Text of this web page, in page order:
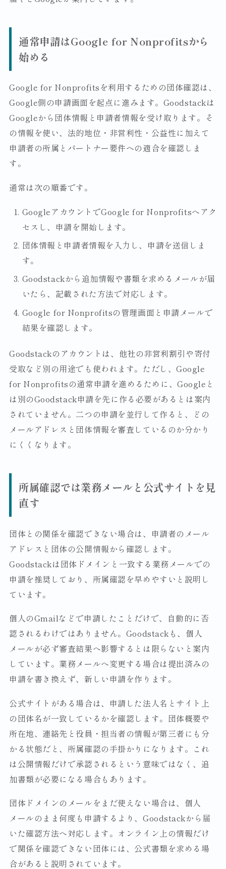
通常申請はGoogle for Nonprofitsから
始める
Google for Nonprofitsを利用するための団体確認は、
Google側の申請画面を起点に進みます。Goodstackは
Googleから団体情報と申請者情報を受け取ります。そ
の情報を使い、法的地位・非営利性・公益性に加えて
申請者の所属とパートナー要件への適合を確認しま
す。
通常は次の順番です。
GoogleアカウントでGoogle for Nonprofitsへアク
セスし、申請を開始します。
団体情報と申請者情報を入力し、申請を送信しま
す。
Goodstackから追加情報や書類を求めるメールが届
いたら、記載された方法で対応します。
Google for Nonprofitsの管理画面と申請メールで
結果を確認します。
Goodstackのアカウントは、他社の非営利割引や寄付
受取など別の用途でも使われます。ただし、Google
for Nonprofitsの通常申請を進めるために、Googleと
は別のGoodstack申請を先に作る必要があるとは案内
されていません。二つの申請を並行して作ると、どの
メールアドレスと団体情報を審査しているのか分かり
にくくなります。
所属確認では業務メールと公式サイトを見
直す
団体との関係を確認できない場合は、申請者のメール
アドレスと団体の公開情報から確認します。
Goodstackは団体ドメインと一致する業務メールでの
申請を推奨しており、所属確認を早めやすいと説明し
ています。
個人のGmailなどで申請したことだけで、自動的に否
認されるわけではありません。Goodstackも、個人
メールが必ず審査結果へ影響するとは限らないと案内
しています。業務メールへ変更する場合は提出済みの
申請を書き換えず、新しい申請を作ります。
公式サイトがある場合は、申請した法人名とサイト上
の団体名が一致しているかを確認します。団体概要や
所在地、連絡先と役員・担当者の情報が第三者にも分
かる状態だと、所属確認の手掛かりになります。これ
は公開情報だけで承認されるという意味ではなく、追
加書類が必要になる場合もあります。
団体ドメインのメールをまだ使えない場合は、個人
メールのまま何度も申請するより、Goodstackから届
いた確認方法へ対応します。オンライン上の情報だけ
で関係を確認できない団体には、公式書類を求める場
合があると説明されています。